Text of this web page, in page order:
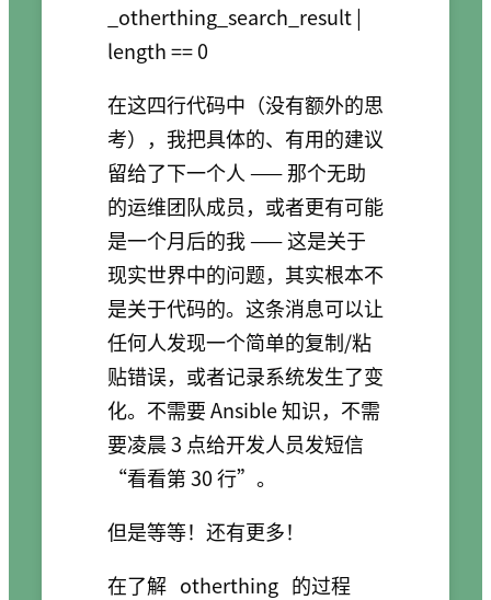
_otherthing_search_result |
在这四行代码中（没有额外的思
考），我把具体的、有用的建议
留给了下一个人 —— 那个无助
的运维团队成员，或者更有可能
是一个月后的我 —— 这是关于
现实世界中的问题，其实根本不
是关于代码的。这条消息可以让
任何人发现一个简单的复制/粘
贴错误，或者记录系统发生了变
化。不需要 Ansible 知识，不需
要凌晨 3 点给开发人员发短信
“看看第 30 行”。
但是等等！还有更多！
在了解 otherthing 的过程